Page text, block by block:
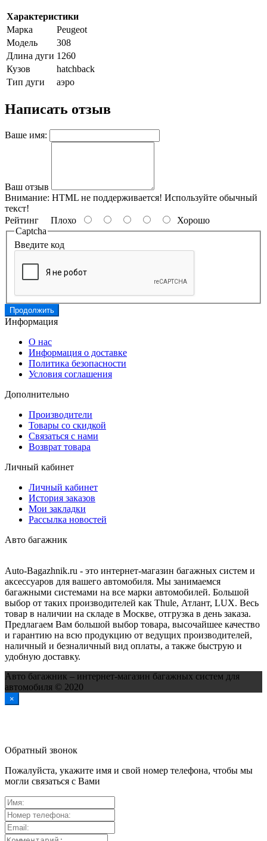
Характеристики
Марка
Peugeot
Модель
308
Длина дуги 1260
Кузов
hatchback
Тип дуги
аэро
Написать отзыв
Ваше имя:
Ваш отзыв
Внимание: HTML не поддерживается! Используйте обычный
текст!
Рейтинг Плохо
Хорошо
Captcha
Введите код
Продолжить
Информация
О нас
Информация о доставке
Политика безопасности
Условия соглашения
Дополнительно
Производители
Товары со скидкой
Связаться с нами
Возврат товара
Личный кабинет
Личный кабинет
История заказов
Мои закладки
Рассылка новостей
Авто багажник
Auto-Bagazhnik.ru - это интернет-магазин багажных систем и
аксессуаров для вашего автомобиля. Мы занимаемся
багажными системами на все марки автомобилей. Большой
выбор от таких производителей как Thule, Атлант, LUX. Весь
товар в наличии на складе в Москве, отгрузка в день заказа.
Предлагаем Вам большой выбор товара, высочайшее качество
и гарантию на всю продукцию от ведущих производителей,
наличный и безналичный вид оплаты, а также быструю и
удобную доставку.
Авто багажник – интернет-магазин багажных систем для
автомобиля © 2020
×
Обратный звонок
Пожалуйста, укажите имя и свой номер телефона, чтобы мы
могли связаться с Вами